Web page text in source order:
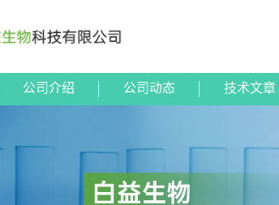
公司介绍 公司动态 技术文章